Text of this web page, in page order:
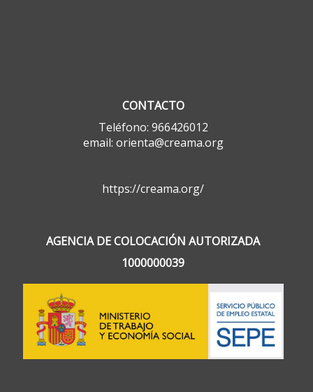
CONTACTO
Teléfono: 966426012
email: orienta@creama.org
https://creama.org/
AGENCIA DE COLOCACIÓN AUTORIZADA
1000000039